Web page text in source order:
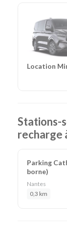
chantier
Location
Stations-
recharge
Parking
borne)
Nantes
0,3 km